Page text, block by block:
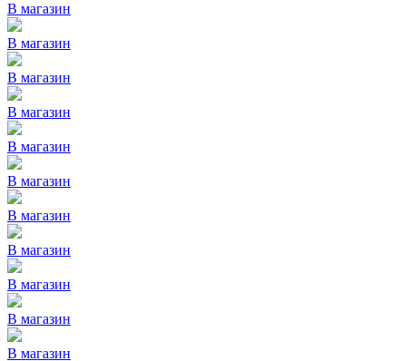
В магазин
В магазин
В магазин
В магазин
В магазин
В магазин
В магазин
В магазин
В магазин
В магазин
В магазин